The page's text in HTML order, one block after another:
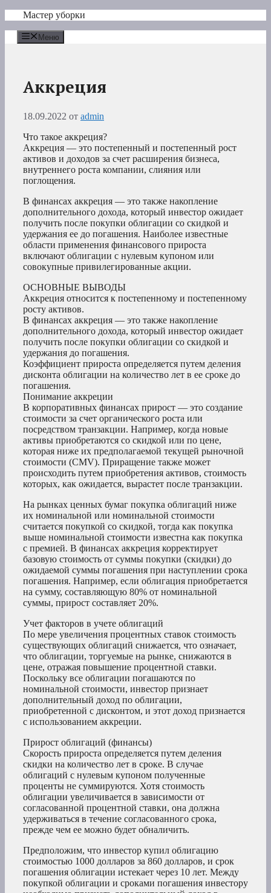
Перейти
содержимому
Мастер уборки
Меню
Аккреция
18.09.2022 от admin
Что такое аккреция?
Аккреция — это постепенный и постепенный рост
активов и доходов за счет расширения бизнеса,
внутреннего роста компании, слияния или
поглощения.
В финансах аккреция — это также накопление
дополнительного дохода, который инвестор ожидает
получить после покупки облигации со скидкой и
удержания ее до погашения. Наиболее известные
области применения финансового прироста
включают облигации с нулевым купоном или
совокупные привилегированные акции.
ОСНОВНЫЕ ВЫВОДЫ
Аккреция относится к постепенному и постепенному
росту активов.
В финансах аккреция — это также накопление
дополнительного дохода, который инвестор ожидает
получить после покупки облигации со скидкой и
удержания до погашения.
Коэффициент прироста определяется путем деления
дисконта облигации на количество лет в ее сроке до
погашения.
Понимание аккреции
В корпоративных финансах прирост — это создание
стоимости за счет органического роста или
посредством транзакции. Например, когда новые
активы приобретаются со скидкой или по цене,
которая ниже их предполагаемой текущей рыночной
стоимости (CMV). Приращение также может
происходить путем приобретения активов, стоимость
которых, как ожидается, вырастет после транзакции.
На рынках ценных бумаг покупка облигаций ниже
их номинальной или номинальной стоимости
считается покупкой со скидкой, тогда как покупка
выше номинальной стоимости известна как покупка
с премией. В финансах аккреция корректирует
базовую стоимость от суммы покупки (скидки) до
ожидаемой суммы погашения при наступлении срока
погашения. Например, если облигация приобретается
на сумму, составляющую 80% от номинальной
суммы, прирост составляет 20%.
Учет факторов в учете облигаций
По мере увеличения процентных ставок стоимость
существующих облигаций снижается, что означает,
что облигации, торгуемые на рынке, снижаются в
цене, отражая повышение процентной ставки.
Поскольку все облигации погашаются по
номинальной стоимости, инвестор признает
дополнительный доход по облигации,
приобретенной с дисконтом, и этот доход признается
с использованием аккреции.
Прирост облигаций (финансы)
Скорость прироста определяется путем деления
скидки на количество лет в сроке. В случае
облигаций с нулевым купоном полученные
проценты не суммируются. Хотя стоимость
облигации увеличивается в зависимости от
согласованной процентной ставки, она должна
удерживаться в течение согласованного срока,
прежде чем ее можно будет обналичить.
Предположим, что инвестор купил облигацию
стоимостью 1000 долларов за 860 долларов, и срок
погашения облигации истекает через 10 лет. Между
покупкой облигации и сроками погашения инвестору